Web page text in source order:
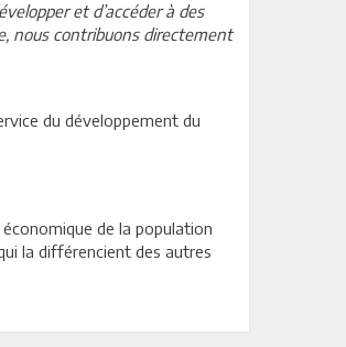
et d’accéder à des
nous contribuons directement
du développement du
de la population
la différencient des autres